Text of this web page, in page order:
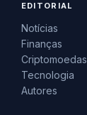
EDITORIAL
Notícias
Finanças
Criptomoedas
Tecnologia
Autores